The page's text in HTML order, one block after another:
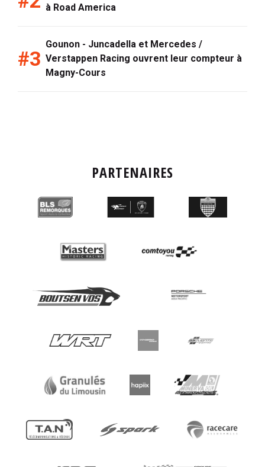
à Road America
Gounon - Juncadella et Mercedes /
Verstappen Racing ouvrent leur compteur à
Magny-Cours
PARTENAIRES